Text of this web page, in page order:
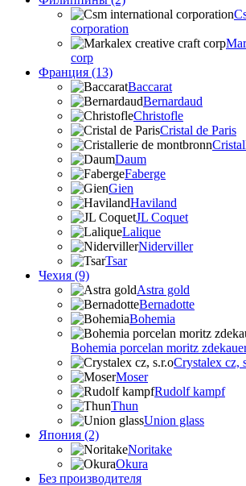
corporation
corp
Франция (13)
Baccarat
Bernardaud
Christofle
Cristal de Paris
Daum
Faberge
Gien
Haviland
JL Coquet
Lalique
Niderviller
Tsar
Чехия (9)
Astra gold
Bernadotte
Bohemia
Bohemia porcelan moritz
Crystalex cz,
Moser
Rudolf kampf
Thun
Union glass
Япония (2)
Noritake
Okura
Без производителя